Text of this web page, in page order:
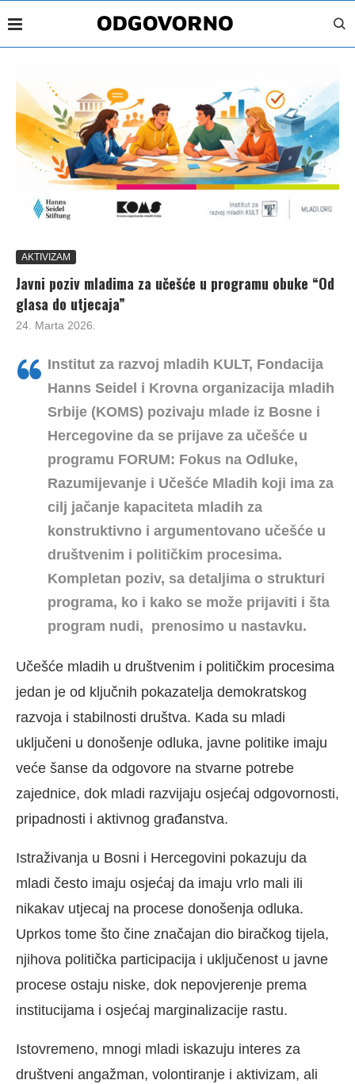
AKTIVIZAM
Javni poziv mladima za učešće u programu obuke “Od
glasa do utjecaja”
24. Marta 2026.
Institut za razvoj mladih KULT, Fondacija
Hanns Seidel i Krovna organizacija mladih
Srbije (KOMS) pozivaju mlade iz Bosne i
Hercegovine da se prijave za učešće u
programu FORUM: Fokus na Odluke,
Razumijevanje i Učešće Mladih koji ima za
cilj jačanje kapaciteta mladih za
konstruktivno i argumentovano učešće u
društvenim i političkim procesima.
Kompletan poziv, sa detaljima o strukturi
programa, ko i kako se može prijaviti i šta
program nudi, prenosimo u nastavku.
Učešće mladih u društvenim i političkim procesima
jedan je od ključnih pokazatelja demokratskog
razvoja i stabilnosti društva. Kada su mladi
uključeni u donošenje odluka, javne politike imaju
veće šanse da odgovore na stvarne potrebe
zajednice, dok mladi razvijaju osjećaj odgovornosti,
pripadnosti i aktivnog građanstva.
Istraživanja u Bosni i Hercegovini pokazuju da
mladi često imaju osjećaj da imaju vrlo mali ili
nikakav utjecaj na procese donošenja odluka.
Uprkos tome što čine značajan dio biračkog tijela,
njihova politička participacija i uključenost u javne
procese ostaju niske, dok nepovjerenje prema
institucijama i osjećaj marginalizacije rastu.
Istovremeno, mnogi mladi iskazuju interes za
društveni angažman, volontiranje i aktivizam, ali